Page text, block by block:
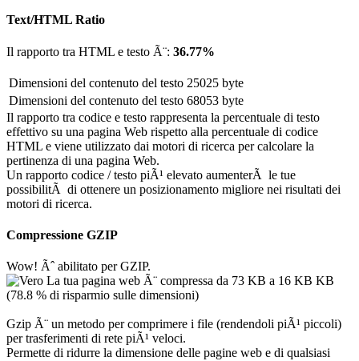
Text/HTML Ratio
Il rapporto tra HTML e testo Ã¨: 36.77%
Dimensioni del contenuto del testo 25025 byte
Dimensioni del contenuto del testo 68053 byte
Il rapporto tra codice e testo rappresenta la percentuale di testo
effettivo su una pagina Web rispetto alla percentuale di codice
HTML e viene utilizzato dai motori di ricerca per calcolare la
pertinenza di una pagina Web.
Un rapporto codice / testo piÃ¹ elevato aumenterÃ le tue
possibilitÃ di ottenere un posizionamento migliore nei risultati dei
motori di ricerca.
Compressione GZIP
Wow! Ãˆ abilitato per GZIP.
La tua pagina web Ã¨ compressa da 73 KB a 16 KB KB
(78.8 % di risparmio sulle dimensioni)
Gzip Ã¨ un metodo per comprimere i file (rendendoli piÃ¹ piccoli)
per trasferimenti di rete piÃ¹ veloci.
Permette di ridurre la dimensione delle pagine web e di qualsiasi